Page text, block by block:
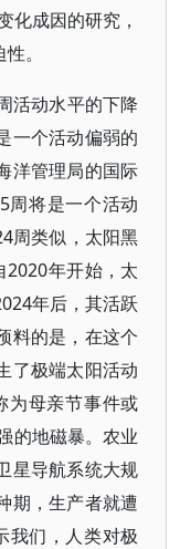
化成因的研究，
。
活动水平的下降
一个活动偏弱的
洋管理局的国际
周将是一个活动
周类似，太阳黑
年开始，太
年后，其活跃
料的是，在这个
了极端太阳活动
母亲节事件或
的地磁暴。农业
星导航系统大规
期，生产者就遭
我们，人类对极